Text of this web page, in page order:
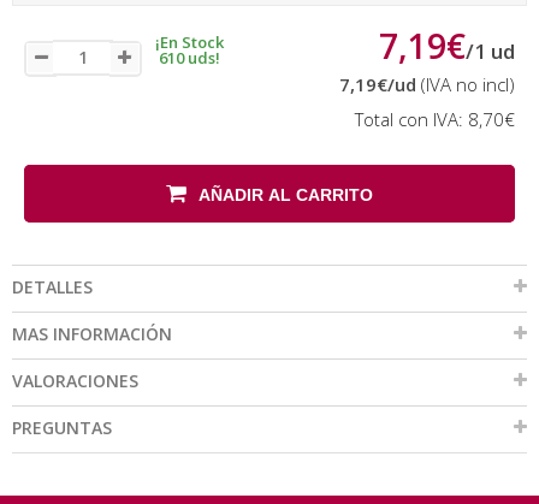
¡En Stock
610 uds! 7,19€/1 ud
7,19€/ud (IVA no incl)
Total con IVA: 8,70€
AÑADIR AL CARRITO
DETALLES
MAS INFORMACIÓN
VALORACIONES
PREGUNTAS